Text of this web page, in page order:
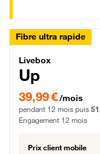
Fibre ultra rapide
Livebox Up
Livebox
Up
39,99 € par mois
39,99 €/mois
pendant 12 mois puis
Engagement 12 mois
Prix client mobile